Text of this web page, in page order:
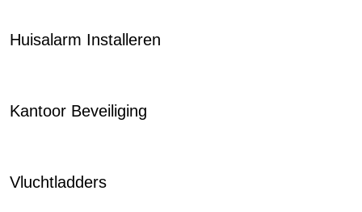
Huisalarm Installeren
Kantoor Beveiliging
Vluchtladders